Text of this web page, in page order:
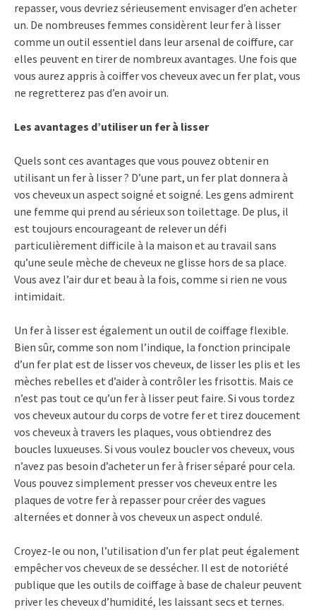
repasser, vous devriez sérieusement envisager d’en acheter
un. De nombreuses femmes considèrent leur fer à lisser
comme un outil essentiel dans leur arsenal de coiffure, car
elles peuvent en tirer de nombreux avantages. Une fois que
vous aurez appris à coiffer vos cheveux avec un fer plat, vous
ne regretterez pas d’en avoir un.
Les avantages d’utiliser un fer à lisser
Quels sont ces avantages que vous pouvez obtenir en
utilisant un fer à lisser ? D’une part, un fer plat donnera à
vos cheveux un aspect soigné et soigné. Les gens admirent
une femme qui prend au sérieux son toilettage. De plus, il
est toujours encourageant de relever un défi
particulièrement difficile à la maison et au travail sans
qu’une seule mèche de cheveux ne glisse hors de sa place.
Vous avez l’air dur et beau à la fois, comme si rien ne vous
intimidait.
Un fer à lisser est également un outil de coiffage flexible.
Bien sûr, comme son nom l’indique, la fonction principale
d’un fer plat est de lisser vos cheveux, de lisser les plis et les
mèches rebelles et d’aider à contrôler les frisottis. Mais ce
n’est pas tout ce qu’un fer à lisser peut faire. Si vous tordez
vos cheveux autour du corps de votre fer et tirez doucement
vos cheveux à travers les plaques, vous obtiendrez des
boucles luxueuses. Si vous voulez boucler vos cheveux, vous
n’avez pas besoin d’acheter un fer à friser séparé pour cela.
Vous pouvez simplement presser vos cheveux entre les
plaques de votre fer à repasser pour créer des vagues
alternées et donner à vos cheveux un aspect ondulé.
Croyez-le ou non, l’utilisation d’un fer plat peut également
empêcher vos cheveux de se dessécher. Il est de notoriété
publique que les outils de coiffage à base de chaleur peuvent
priver les cheveux d’humidité, les laissant secs et ternes.